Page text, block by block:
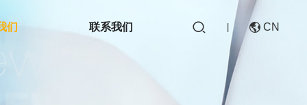
们 联系我们   CN